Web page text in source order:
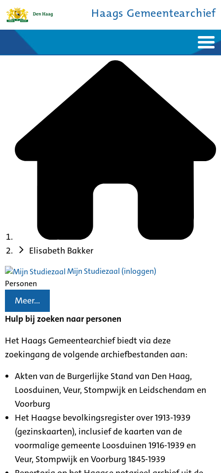
Haags Gemeentearchief
Bronnen en collecties
Elisabeth Bakker
Mijn Studiezaal (inloggen)
Personen
Meer...
Hulp bij zoeken naar personen
Het Haags Gemeentearchief biedt via deze
zoekingang de volgende archiefbestanden aan:
Akten van de Burgerlijke Stand van Den Haag,
Loosduinen, Veur, Stompwijk en Leidschendam en
Voorburg
Het Haagse bevolkingsregister over 1913-1939
(gezinskaarten), inclusief de kaarten van de
voormalige gemeente Loosduinen 1916-1939 en
Veur, Stompwijk en Voorburg 1845-1939